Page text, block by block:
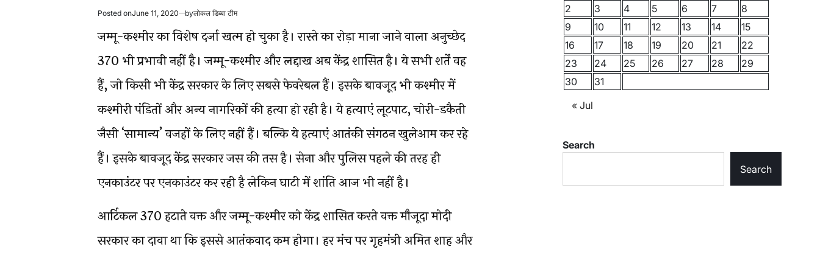
Posted onJune 11, 2020 byलोकल डिब्बा टीम
जम्मू-कश्मीर का विशेष दर्जा खत्म हो चुका है। रास्ते का रोड़ा माना जाने वाला अनुच्छेद
370 भी प्रभावी नहीं है। जम्मू-कश्मीर और लद्दाख अब केंद्र शासित है। ये सभी शर्तें वह
हैं, जो किसी भी केंद्र सरकार के लिए सबसे फेवरेबल हैं। इसके बावजूद भी कश्मीर में
कश्मीरी पंडितों और अन्य नागरिकों की हत्या हो रही है। ये हत्याएं लूटपाट, चोरी-डकैती
जैसी ‘सामान्य’ वजहों के लिए नहीं हैं। बल्कि ये हत्याएं आतंकी संगठन खुलेआम कर रहे
हैं। इसके बावजूद केंद्र सरकार जस की तस है। सेना और पुलिस पहले की तरह ही
एनकाउंटर पर एनकाउंटर कर रही है लेकिन घाटी में शांति आज भी नहीं है।
आर्टिकल 370 हटाते वक्त और जम्मू-कश्मीर को केंद्र शासित करते वक्त मौजूदा मोदी
सरकार का दावा था कि इससे आतंकवाद कम होगा। हर मंच पर गृहमंत्री अमित शाह और
2
3 4 5 6 7
8
9
10 11 12 13 14
15
16
17 18 19 20 21
22
23
24 25 26 27 28
29
30
31
« Jul
Search
Search